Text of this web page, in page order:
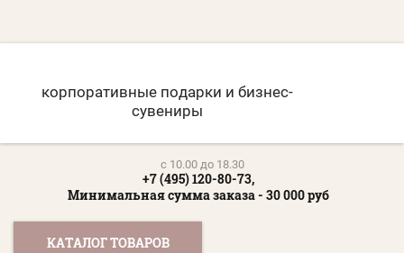
корпоративные подарки и бизнес-
сувениры
c 10.00 до 18.30
+7 (495) 120-80-73,
Минимальная сумма заказа - 30 000 руб
КАТАЛОГ ТОВАРОВ